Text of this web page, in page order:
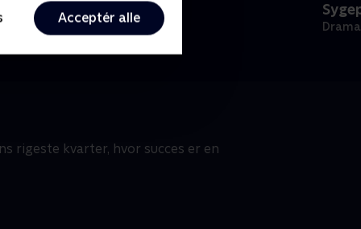
Acceptér alle
BH90210
• 1 sæsoner
rigeste kvarter, hvor succes er en